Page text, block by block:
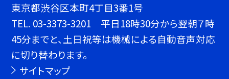
東京都渋谷区本町4丁目3番1号
TEL. 03-3373-3201 平日18時30分から翌朝７時
45分までと、土日祝等は機械による自動音声対応
に切り替わります。
サイトマップ